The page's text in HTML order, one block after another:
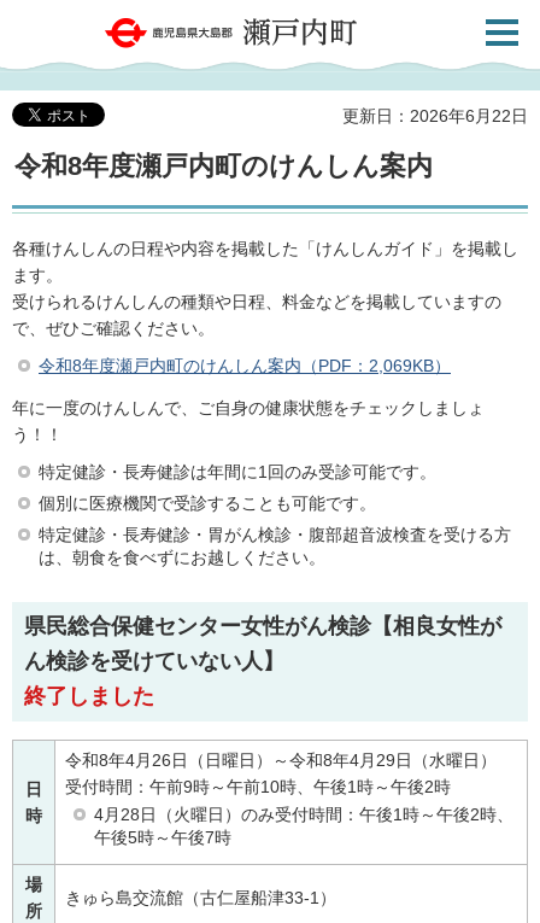
鹿児島県大島郡 瀬戸内町
共通メ
更新日：2026年6月22日
令和8年度瀬戸内町のけんしん案内
各種けんしんの日程や内容を掲載した「けんしんガイド」を掲載し
ます。
受けられるけんしんの種類や日程、料金などを掲載していますの
で、ぜひご確認ください。
令和8年度瀬戸内町のけんしん案内（PDF：2,069KB）
年に一度のけんしんで、ご自身の健康状態をチェックしましょ
う！！
特定健診・長寿健診は年間に1回のみ受診可能です。
個別に医療機関で受診することも可能です。
特定健診・長寿健診・胃がん検診・腹部超音波検査を受ける方
は、朝食を食べずにお越しください。
県民総合保健センター女性がん検診【相良女性が
ん検診を受けていない人】
終了しました
日
時
令和8年4月26日（日曜日）～令和8年4月29日（水曜日）
受付時間：午前9時～午前10時、午後1時～午後2時
4月28日（火曜日）のみ受付時間：午後1時～午後2時、
午後5時～午後7時
場
所
きゅら島交流館（古仁屋船津33-1）